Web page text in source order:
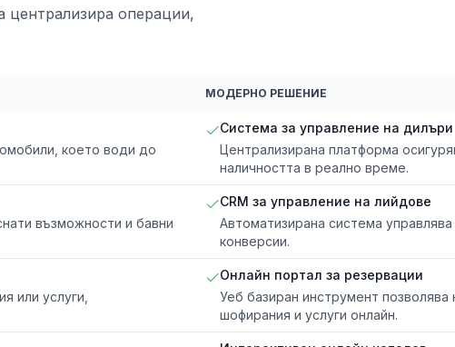
операции,
МОДЕРНО РЕШЕНИЕ
което води до
Система за управление на дилъри
Централизирана платформа
наличността в реално време.
възможности и бавни
CRM за управление на лийдове
Автоматизирана система
конверсии.
или услуги,
Онлайн портал за резервации
Уеб базиран инструмент
шофирания и услуги онлайн.